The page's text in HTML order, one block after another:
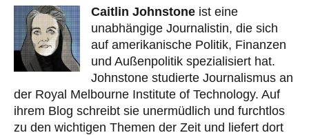
Caitlin Johnstone ist eine
unabhängige Journalistin, die sich
auf amerikanische Politik, Finanzen
und Außenpolitik spezialisiert hat.
Johnstone studierte Journalismus an
der Royal Melbourne Institute of Technology. Auf
ihrem Blog schreibt sie unermüdlich und furchtlos
zu den wichtigen Themen der Zeit und liefert dort